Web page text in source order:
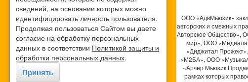
ООО «АдвМьюзик»
авторских и смежных
Авторское Общество»,
мир», ООО
«Диджитал
«М2БА», ООО
«Арчер Мьюзик
рамках которых
сведений, на основании которых можно
идентифицировать личность пользователя.
Продолжая пользоваться Сайтом вы даете
согласие на обработку персональных
данных в соответствии Политикой защиты и
обработки персональных данных.
Принять